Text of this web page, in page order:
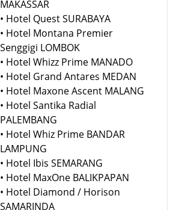
• Hotel Ibis City Center
MAKASSAR
• Hotel Quest SURABAYA
• Hotel Montana Premier
Senggigi LOMBOK
• Hotel Whizz Prime MANADO
• Hotel Grand Antares MEDAN
• Hotel Maxone Ascent MALANG
• Hotel Santika Radial
PALEMBANG
• Hotel Whiz Prime BANDAR
LAMPUNG
• Hotel Ibis SEMARANG
• Hotel MaxOne BALIKPAPAN